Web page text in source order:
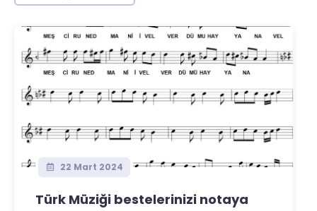
22 Mart 2024
Türk Müziği bestelerinizi notaya